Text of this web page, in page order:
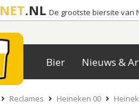
NET.NL De grootste biersite van
Bier Nieuws &
Reclames Heineken 00